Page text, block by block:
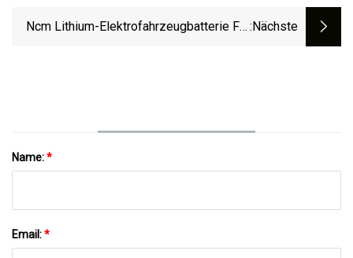
Display EV-Ladegerät
Ncm Lithium-Elektrofahrzeugbatterie Für :nächste
Name:*
Email:*